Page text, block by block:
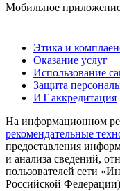
Мобильное
Этика и
Оказание услуг
Использование
Защита
ИТ аккредитация
На информационном
рекомендательные
предоставления
и анализа сведений,
пользователей сети
Российской Федерации)